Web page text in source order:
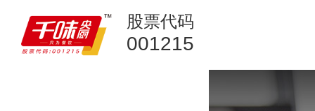
股票代码
001215